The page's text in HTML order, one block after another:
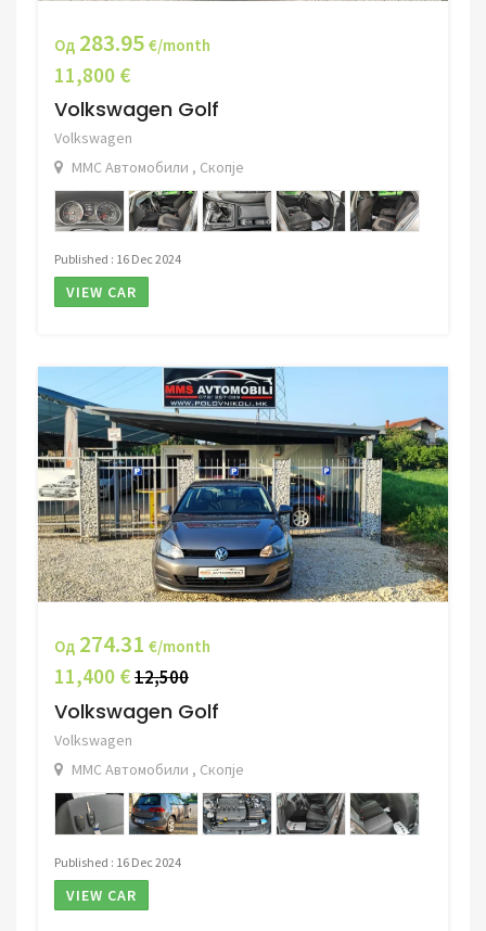
Од 283.95 €/month
11,800 €
Volkswagen Golf
Volkswagen
ММС Автомобили , Скопје
Published : 16 Dec 2024
VIEW CAR
Од 274.31 €/month
11,400 €12,500
Volkswagen Golf
Volkswagen
ММС Автомобили , Скопје
Published : 16 Dec 2024
VIEW CAR